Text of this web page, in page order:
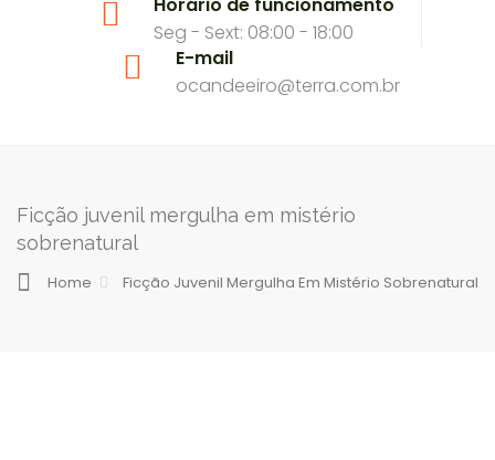
Horário de funcionamento
Seg - Sext: 08:00 - 18:00
E-mail
ocandeeiro@terra.com.br
Ficção juvenil mergulha em mistério
sobrenatural
Home Ficção Juvenil Mergulha Em Mistério Sobrenatural